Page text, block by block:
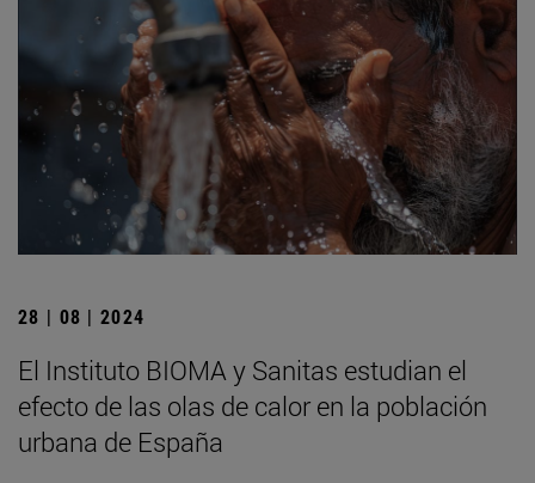
28 | 08 | 2024
El Instituto BIOMA y Sanitas estudian el
efecto de las olas de calor en la población
urbana de España